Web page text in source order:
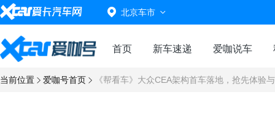
北京车市
首页 新车速递 爱咖说车
当前位置 爱咖号首页 《帮看车》大众CEA架构首车落地，抢先体验